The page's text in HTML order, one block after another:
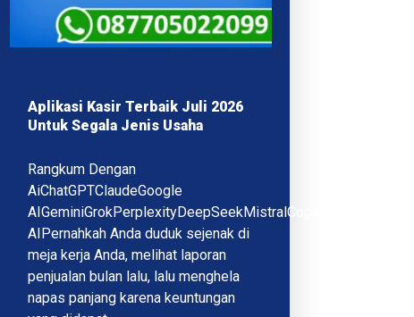
Aplikasi Kasir Terbaik Juli 2026
Untuk Segala Jenis Usaha
Rangkum Dengan
AiChatGPTClaudeGoogle
AIGeminiGrokPerplexityDeepSeekMistralCopilotQwenMeta
AIPernahkah Anda duduk sejenak di
meja kerja Anda, melihat laporan
penjualan bulan lalu, lalu menghela
napas panjang karena keuntungan